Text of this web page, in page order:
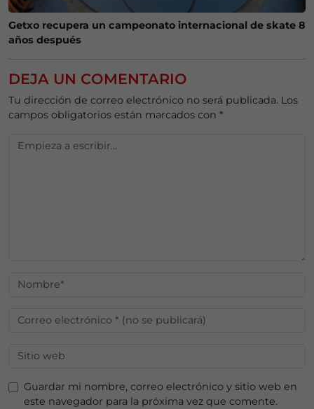
Getxo recupera un campeonato internacional de skate 8
años después
DEJA UN COMENTARIO
Tu dirección de correo electrónico no será publicada. Los
campos obligatorios están marcados con *
Guardar mi nombre, correo electrónico y sitio web en
este navegador para la próxima vez que comente.